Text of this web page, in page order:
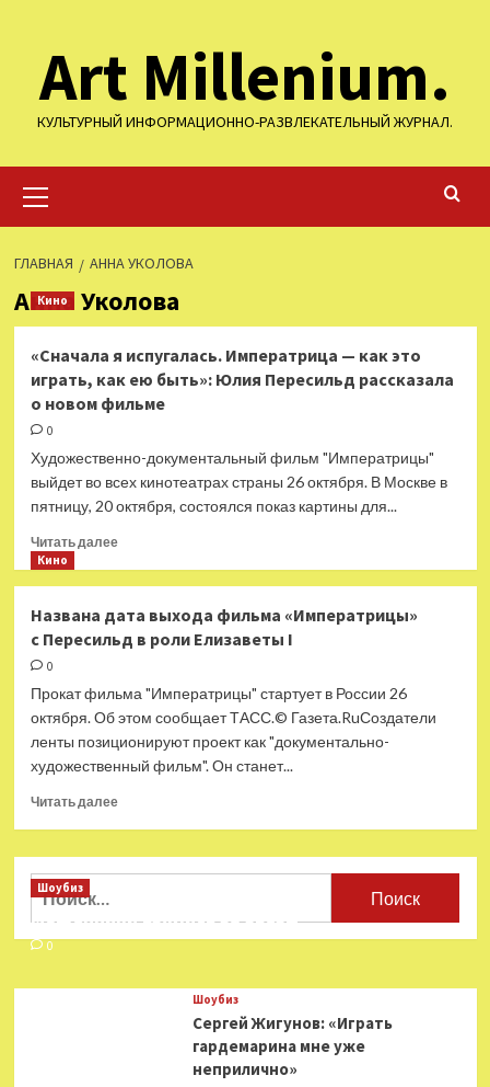
содержимому
Art Millenium.
КУЛЬТУРНЫЙ ИНФОРМАЦИОННО-РАЗВЛЕКАТЕЛЬНЫЙ ЖУРНАЛ.
меню
ГЛАВНАЯ АННА УКОЛОВА
Анна Уколова
Кино
«Сначала я испугалась. Императрица — как это
играть, как ею быть»: Юлия Пересильд рассказала
о новом фильме
0
Художественно-документальный фильм "Императрицы"
выйдет во всех кинотеатрах страны 26 октября. В Москве в
пятницу, 20 октября, состоялся показ картины для...
Читать далееПрочитать
я испугалась.
Императрица
как
ею быть»:
Юлия
рассказала
о новом
Кино
Названа дата выхода фильма «Императрицы»
с Пересильд в роли Елизаветы I
0
Прокат фильма "Императрицы" стартует в России 26
октября. Об этом сообщает ТАСС.© Газета.RuСоздатели
ленты позиционируют проект как "документально-
художественный фильм". Он станет...
Читать далееПрочитать
Названа
фильма
«Императрицы»
в роли
Найти:
Шоубиз
Мошенники взялись за звезд
0
Шоубиз
Сергей Жигунов: «Играть
гардемарина мне уже
неприлично»